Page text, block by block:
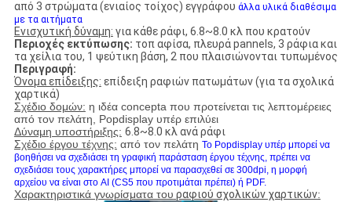
από 3 στρώματα (ενιαίος τοίχος) εγγράφου άλλα υλικά διαθέσιμα
με τα αιτήματα
Ενισχυτική δύναμη: για κάθε ράφι, 6.8~8.0 κλ που κρατούν
Περιοχές εκτύπωσης: τοπ αφίσα, πλευρά pannels, 3 ράφια και
τα χείλια του, 1 ψεύτικη βάση, 2 που πλαισιώνονται τυπωμένος
Περιγραφή:
Όνομα επίδειξης: επίδειξη ραφιών πατωμάτων (για τα σχολικά
χαρτικά)
Σχέδιο δομών: η ιδέα concepta που προτείνεται τις λεπτομέρειες
από τον πελάτη, Popdisplay υπέρ επιλύει
Δύναμη υποστήριξης: 6.8~8.0 κλ ανά ράφι
Σχέδιο έργου τέχνης: από τον πελάτη Το Popdisplay υπέρ μπορεί να
βοηθήσει να σχεδιάσει τη γραφική παράσταση έργου τέχνης, πρέπει να
σχεδιάσει τους χαρακτήρες μπορεί να παρασχεθεί σε 300dpi, η μορφή
αρχείου να είναι στο AI (CS5 που προτιμάται πρέπει) ή PDF.
Χαρακτηριστικά γνωρίσματα του ραφιού σχολικών χαρτικών: